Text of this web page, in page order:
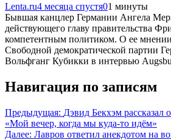
Lenta.ru4 месяца спустя01 минуты
Бывшая канцлер Германии Ангела
действующего главу правительства
компетентным политиком. О ее
Свободной демократической партии
Вольфганг Кубикки в интервью
Навигация по записям
Предыдущая: Дэвид Бекхэм рассказал
«Мой вечер, когда мы куда‑то идём»
Далее: Лавров ответил анекдотом на